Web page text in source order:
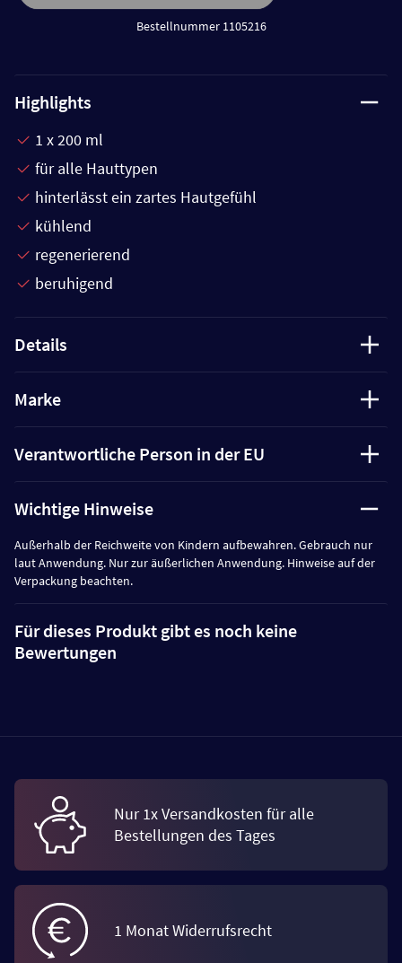
Bestellnummer 1105216
Highlights
1 x 200 ml
für alle Hauttypen
hinterlässt ein zartes Hautgefühl
kühlend
regenerierend
beruhigend
Details
Marke
Verantwortliche Person in der EU
Wichtige Hinweise
Außerhalb der Reichweite von Kindern aufbewahren. Gebrauch nur
laut Anwendung. Nur zur äußerlichen Anwendung. Hinweise auf der
Verpackung beachten.
Für dieses Produkt gibt es noch keine
Bewertungen
Nur 1x Versandkosten für alle
Bestellungen des Tages
1 Monat Widerrufsrecht